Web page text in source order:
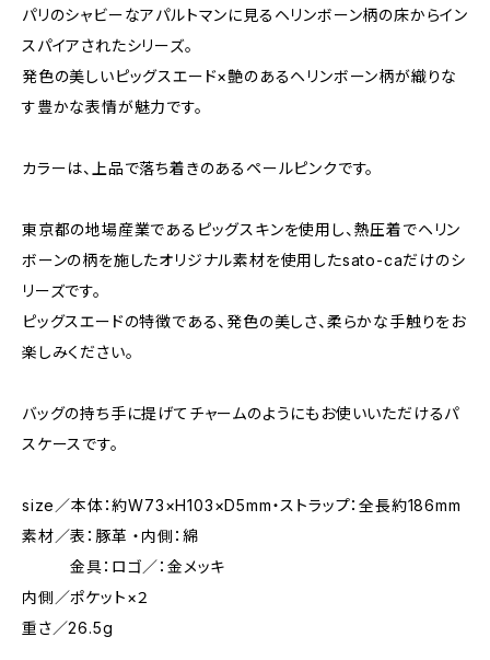
パリのシャビーなアパルトマンに見るヘリンボーン柄の床からイン
スパイアされたシリーズ。
発色の美しいピッグスエード×艶のあるヘリンボーン柄が織りな
す豊かな表情が魅力です。
カラーは、上品で落ち着きのあるペールピンクです。
東京都の地場産業であるピッグスキンを使用し、熱圧着でヘリン
ボーンの柄を施したオリジナル素材を使用したsato-caだけのシ
リーズです。
ピッグスエードの特徴である、発色の美しさ、柔らかな手触りをお
楽しみください。
バッグの持ち手に提げてチャームのようにもお使いいただけるパ
スケースです。
size／本体：約W73×H103×D5mm・ストラップ：全長約186mm
素材／表：豚革 ・内側：綿
金具：ロゴ／：金メッキ
内側／ポケット×２
重さ／26.5g